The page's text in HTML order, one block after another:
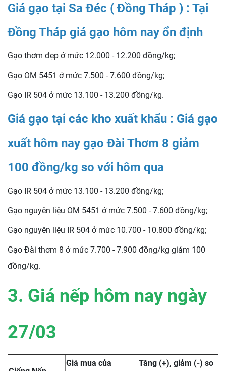
Giá gạo tại Sa Đéc ( Đồng Tháp ) : Tại
Đồng Tháp giá gạo hôm nay ổn định
Gạo thơm đẹp ở mức 12.000 - 12.200 đồng/kg;
Gạo OM 5451 ở mức 7.500 - 7.600 đồng/kg;
Gạo IR 504 ở mức 13.100 - 13.200 đồng/kg.
Giá gạo tại các kho xuất khẩu : Giá gạo
xuất hôm nay gạo Đài Thơm 8 giảm
100 đồng/kg so với hôm qua
Gạo IR 504 ở mức 13.100 - 13.200 đồng/kg;
Gạo nguyên liệu OM 5451 ở mức 7.500 - 7.600 đồng/kg;
Gạo nguyên liệu IR 504 ở mức 10.700 - 10.800 đồng/kg;
Gạo Đài thơm 8 ở mức 7.700 - 7.900 đồng/kg giảm 100
đồng/kg.
3. Giá nếp hôm nay ngày
27/03
Giá mua của Tăng (+), giảm (-) so